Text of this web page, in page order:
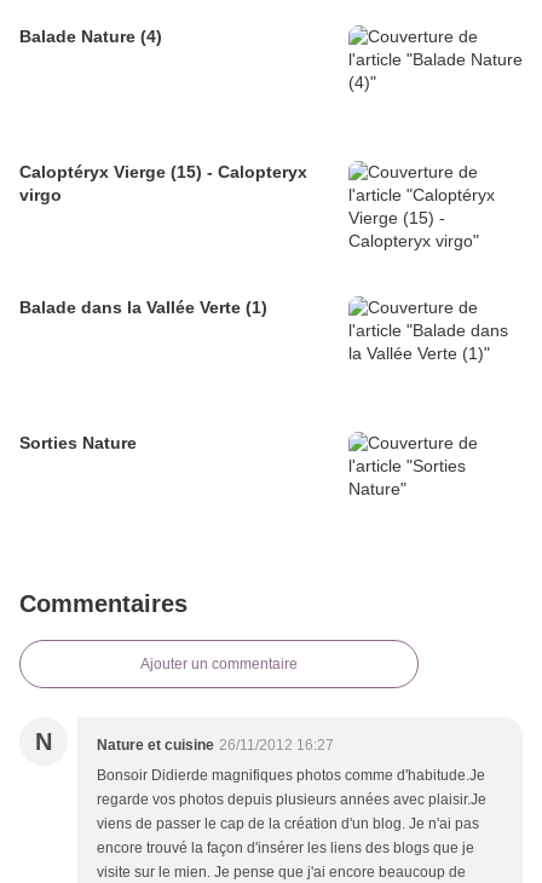
Balade Nature (4)
Caloptéryx Vierge (15) - Calopteryx
virgo
Balade dans la Vallée Verte (1)
Sorties Nature
Commentaires
Ajouter un commentaire
N Nature et cuisine 26/11/2012 16:27
Bonsoir Didierde magnifiques photos comme d'habitude.Je
regarde vos photos depuis plusieurs années avec plaisir.Je
viens de passer le cap de la création d'un blog. Je n'ai pas
encore trouvé la façon d'insérer les liens des blogs que je
visite sur le mien. Je pense que j'ai encore beaucoup de